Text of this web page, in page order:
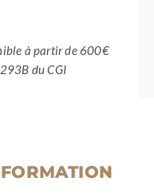
à partir de 600€
du CGI